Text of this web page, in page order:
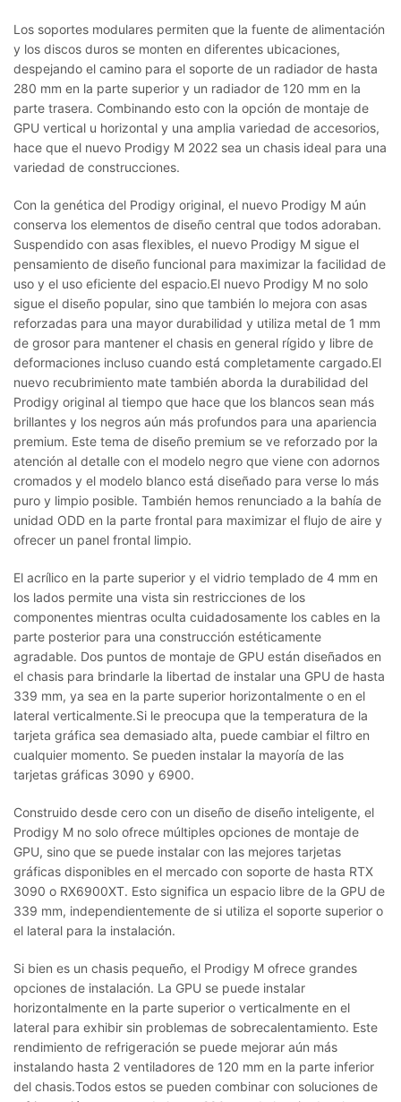
Los soportes modulares permiten que la fuente de alimentación
y los discos duros se monten en diferentes ubicaciones,
despejando el camino para el soporte de un radiador de hasta
280 mm en la parte superior y un radiador de 120 mm en la
parte trasera. Combinando esto con la opción de montaje de
GPU vertical u horizontal y una amplia variedad de accesorios,
hace que el nuevo Prodigy M 2022 sea un chasis ideal para una
variedad de construcciones.
Con la genética del Prodigy original, el nuevo Prodigy M aún
conserva los elementos de diseño central que todos adoraban.
Suspendido con asas flexibles, el nuevo Prodigy M sigue el
pensamiento de diseño funcional para maximizar la facilidad de
uso y el uso eficiente del espacio.El nuevo Prodigy M no solo
sigue el diseño popular, sino que también lo mejora con asas
reforzadas para una mayor durabilidad y utiliza metal de 1 mm
de grosor para mantener el chasis en general rígido y libre de
deformaciones incluso cuando está completamente cargado.El
nuevo recubrimiento mate también aborda la durabilidad del
Prodigy original al tiempo que hace que los blancos sean más
brillantes y los negros aún más profundos para una apariencia
premium. Este tema de diseño premium se ve reforzado por la
atención al detalle con el modelo negro que viene con adornos
cromados y el modelo blanco está diseñado para verse lo más
puro y limpio posible. También hemos renunciado a la bahía de
unidad ODD en la parte frontal para maximizar el flujo de aire y
ofrecer un panel frontal limpio.
El acrílico en la parte superior y el vidrio templado de 4 mm en
los lados permite una vista sin restricciones de los
componentes mientras oculta cuidadosamente los cables en la
parte posterior para una construcción estéticamente
agradable. Dos puntos de montaje de GPU están diseñados en
el chasis para brindarle la libertad de instalar una GPU de hasta
339 mm, ya sea en la parte superior horizontalmente o en el
lateral verticalmente.Si le preocupa que la temperatura de la
tarjeta gráfica sea demasiado alta, puede cambiar el filtro en
cualquier momento. Se pueden instalar la mayoría de las
tarjetas gráficas 3090 y 6900.
Construido desde cero con un diseño de diseño inteligente, el
Prodigy M no solo ofrece múltiples opciones de montaje de
GPU, sino que se puede instalar con las mejores tarjetas
gráficas disponibles en el mercado con soporte de hasta RTX
3090 o RX6900XT. Esto significa un espacio libre de la GPU de
339 mm, independientemente de si utiliza el soporte superior o
el lateral para la instalación.
Si bien es un chasis pequeño, el Prodigy M ofrece grandes
opciones de instalación. La GPU se puede instalar
horizontalmente en la parte superior o verticalmente en el
lateral para exhibir sin problemas de sobrecalentamiento. Este
rendimiento de refrigeración se puede mejorar aún más
instalando hasta 2 ventiladores de 120 mm en la parte inferior
del chasis.Todos estos se pueden combinar con soluciones de